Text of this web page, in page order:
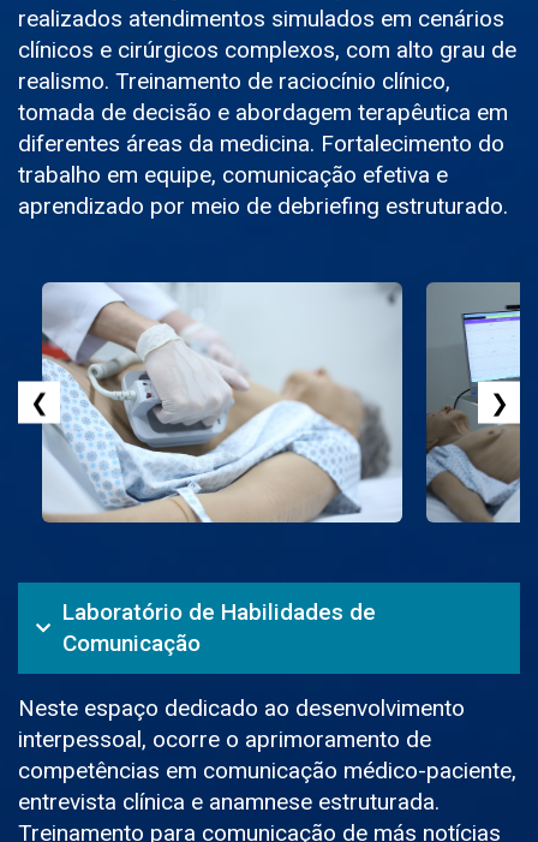
realizados atendimentos simulados em cenários
clínicos e cirúrgicos complexos, com alto grau de
realismo. Treinamento de raciocínio clínico,
tomada de decisão e abordagem terapêutica em
diferentes áreas da medicina. Fortalecimento do
trabalho em equipe, comunicação efetiva e
aprendizado por meio de debriefing estruturado.
❮ ❯
Laboratório de Habilidades de
Comunicação
Neste espaço dedicado ao desenvolvimento
interpessoal, ocorre o aprimoramento de
competências em comunicação médico-paciente,
entrevista clínica e anamnese estruturada.
Treinamento para comunicação de más notícias